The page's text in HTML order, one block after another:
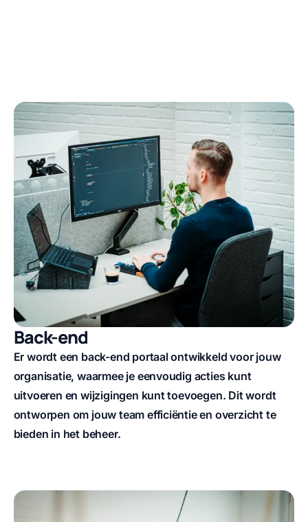
Back-end
Er wordt een back-end portaal ontwikkeld voor jouw
organisatie, waarmee je eenvoudig acties kunt
uitvoeren en wijzigingen kunt toevoegen. Dit wordt
ontworpen om jouw team efficiëntie en overzicht te
bieden in het beheer.